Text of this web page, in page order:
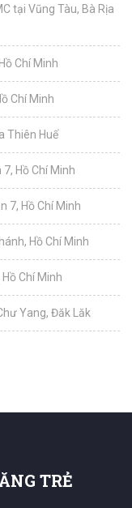
tại Vũng Tàu, Bà Rịa
Chí Minh
Chí Minh
Thiên Huế
Hồ Chí Minh
7, Hồ Chí Minh
Hồ Chí Minh
Chí Minh
Yang, Đăk Lăk
TRẺ